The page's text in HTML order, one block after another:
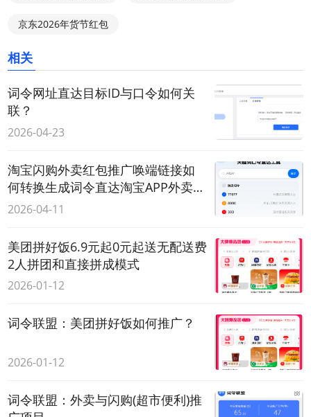
京东2026年货节红包
相关
词令网址直达目标ID与口令如何关
联？
2026-04-23
淘宝闪购外卖红包推广唤端链接如
何转换生成词令直达淘宝APP外卖红
包领取口令？
2026-04-11
美团拼好饭6.9元起0元起送无配送费
2人拼团和直接拼成模式
2026-01-12
词令联盟：美团拼好饭如何推广？
2026-01-12
词令联盟：外卖与闪购(超市便利)推